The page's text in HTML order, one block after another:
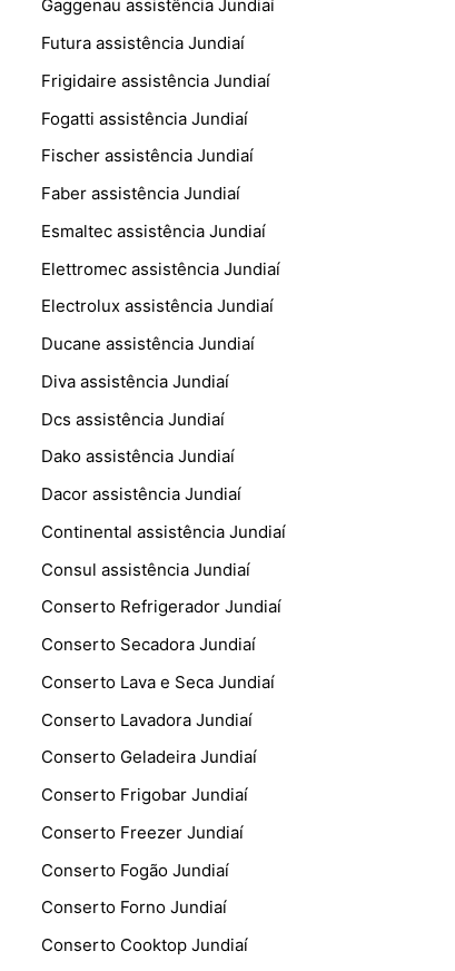
Gaggenau assistência Jundiaí
Futura assistência Jundiaí
Frigidaire assistência Jundiaí
Fogatti assistência Jundiaí
Fischer assistência Jundiaí
Faber assistência Jundiaí
Esmaltec assistência Jundiaí
Elettromec assistência Jundiaí
Electrolux assistência Jundiaí
Ducane assistência Jundiaí
Diva assistência Jundiaí
Dcs assistência Jundiaí
Dako assistência Jundiaí
Dacor assistência Jundiaí
Continental assistência Jundiaí
Consul assistência Jundiaí
Conserto Refrigerador Jundiaí
Conserto Secadora Jundiaí
Conserto Lava e Seca Jundiaí
Conserto Lavadora Jundiaí
Conserto Geladeira Jundiaí
Conserto Frigobar Jundiaí
Conserto Freezer Jundiaí
Conserto Fogão Jundiaí
Conserto Forno Jundiaí
Conserto Cooktop Jundiaí